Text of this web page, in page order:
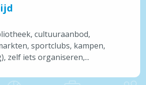
Aanvragen & attesten
Meld iets
cultuuraanbod,
sportclubs, kampen,
zelf iets organiseren,...